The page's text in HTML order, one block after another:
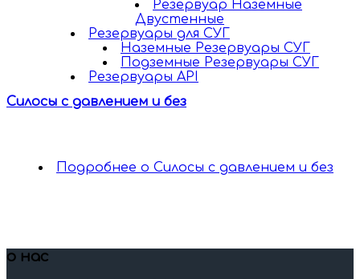
Резервуар Наземные
Двустенные
Резервуары для СУГ
Наземные Резервуары СУГ
Подземные Резервуары СУГ
Резервуары API
Силосы с давлением и без
Подробнее о Силосы с давлением и без
о нас